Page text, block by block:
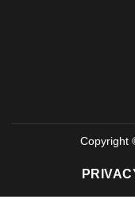
Copyright